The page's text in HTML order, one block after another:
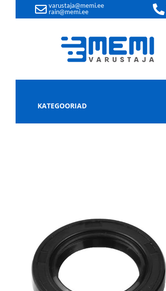
varustaja@memi.ee
rain@memi.ee
KATEGOORIAD